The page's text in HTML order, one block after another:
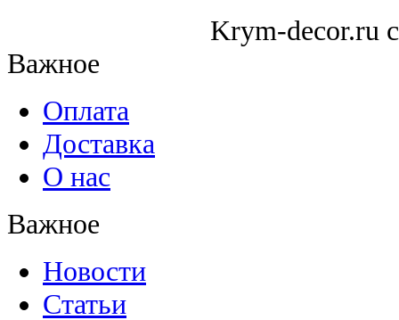
Krym-decor.ru
Важное
Оплата
Доставка
О нас
Важное
Новости
Статьи